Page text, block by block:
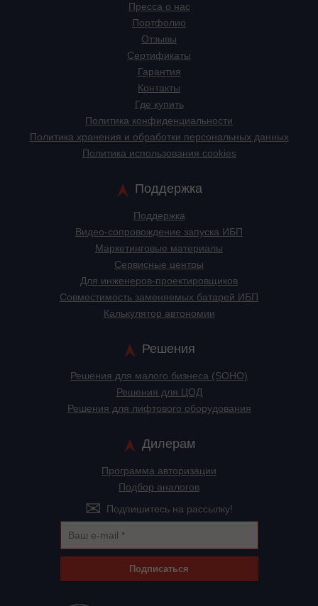
Пресса о нас
Портфолио
Отзывы
Сертификаты
Гарантия
Контакты
Где купить
Политика конфиденциальности
Политика хранения и обработки персональных данных
Политика использования cookies
Поддержка
Поддержка
Видео-сопровождение запуска ИБП
Маркетинговые материалы
Сервисные центры
Для инженеров-проектировщиков
Cовместимость заменяемых батарей ИБП
Калькулятор автономии
Решения
Решения для малого бизнеса (SOHO)
Решения для ЦОД
Решения для лифтового оборудования
Дилерам
Программа авторизации
Подбор аналогов
Подпишитесь на рассылку!
Подписаться